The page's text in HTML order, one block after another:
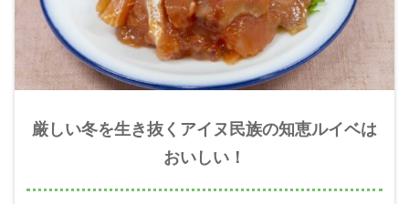
厳しい冬を生き抜くアイヌ民族の知恵ルイベは
おいしい！